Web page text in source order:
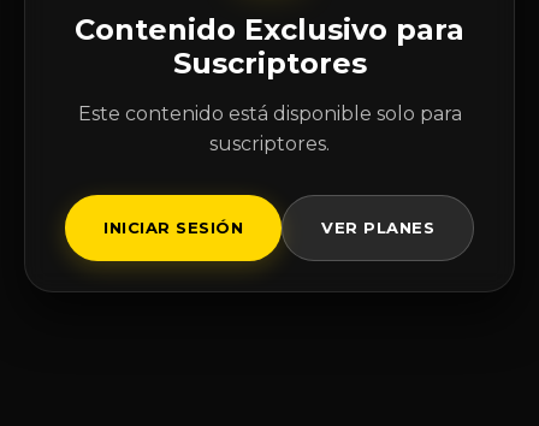
Contenido Exclusivo para
Suscriptores
Este contenido está disponible solo para
suscriptores.
INICIAR SESIÓN VER PLANES